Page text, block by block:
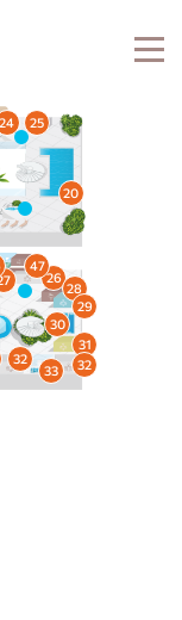
20
24 25
26
28
29
30
31
32
32
33
47